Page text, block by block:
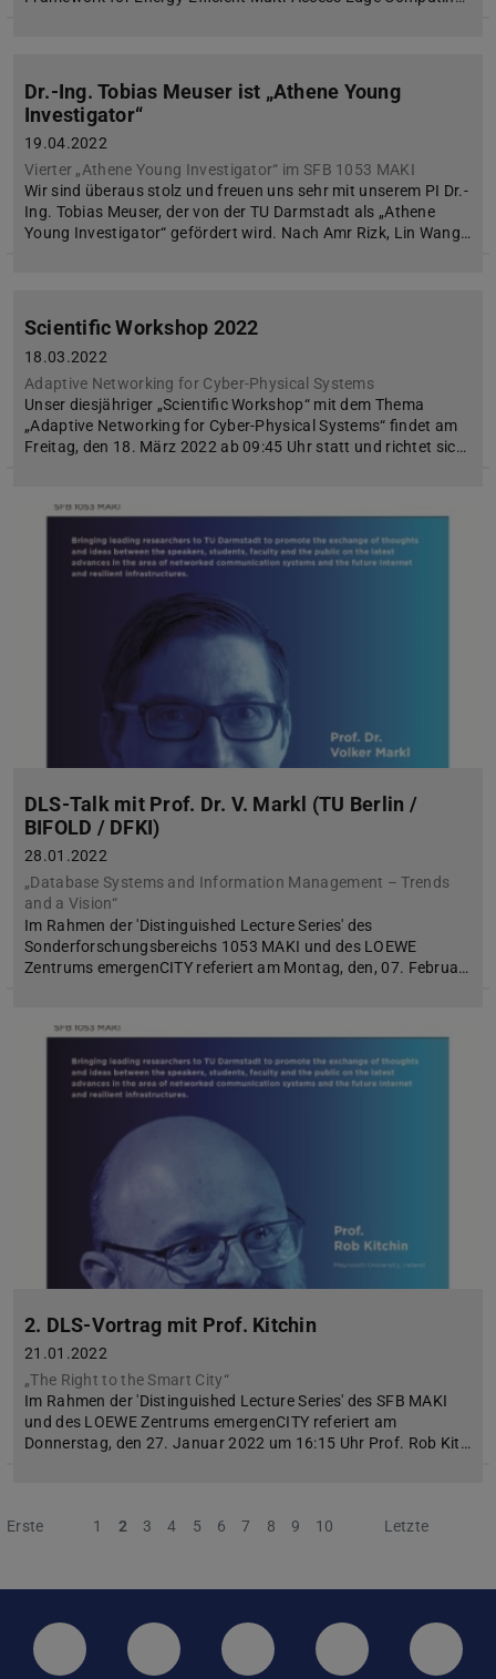
Dr.-Ing. Tobias Meuser ist „Athene Young
Investigator“
19.04.2022
Vierter „Athene Young Investigator“ im SFB 1053 MAKI
Wir sind überaus stolz und freuen uns sehr mit unserem PI Dr.-
Ing. Tobias Meuser, der von der TU Darmstadt als „Athene
Young Investigator“ gefördert wird. Nach Amr Rizk, Lin Wang…
Scientific Workshop 2022
18.03.2022
Adaptive Networking for Cyber-Physical Systems
Unser diesjähriger „Scientific Workshop“ mit dem Thema
„Adaptive Networking for Cyber-Physical Systems“ findet am
Freitag, den 18. März 2022 ab 09:45 Uhr statt und richtet sic…
DLS-Talk mit Prof. Dr. V. Markl (TU Berlin /
BIFOLD / DFKI)
28.01.2022
„Database Systems and Information Management – Trends
and a Vision“
Im Rahmen der 'Distinguished Lecture Series' des
Sonderforschungsbereichs 1053 MAKI und des LOEWE
Zentrums emergenCITY referiert am Montag, den, 07. Februa…
2. DLS-Vortrag mit Prof. Kitchin
21.01.2022
„The Right to the Smart City“
Im Rahmen der 'Distinguished Lecture Series' des SFB MAKI
und des LOEWE Zentrums emergenCITY referiert am
Donnerstag, den 27. Januar 2022 um 16:15 Uhr Prof. Rob Kit…
Erste Vorherige
1 2 3 4 5 6 7 8 9 10 Nächste
Letzte
LinkedIn-Seite der TU Darmstadt
Instagram-Kanal der TU
Bluesky-Kanal der TU
Facebook-